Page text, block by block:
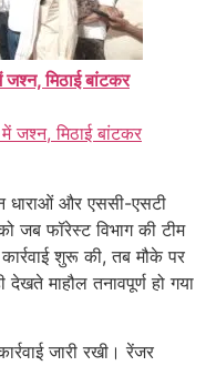
मिठाई बांटकर
जश्न, मिठाई बांटकर
धाराओं और एससी-एसटी
जब फॉरेस्ट विभाग की टीम
शुरू की, तब मौके पर
माहौल तनावपूर्ण हो गया
जारी रखी। रेंजर